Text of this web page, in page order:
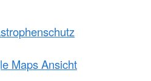
Maps Ansicht